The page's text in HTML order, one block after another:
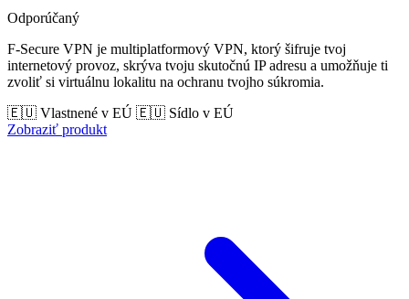
Odporúčaný
F-Secure VPN je multiplatformový VPN, ktorý šifruje tvoj
internetový provoz, skrýva tvoju skutočnú IP adresu a umožňuje ti
zvoliť si virtuálnu lokalitu na ochranu tvojho súkromia.
🇪🇺 Vlastnené v EÚ 🇪🇺 Sídlo v EÚ
Zobraziť produkt